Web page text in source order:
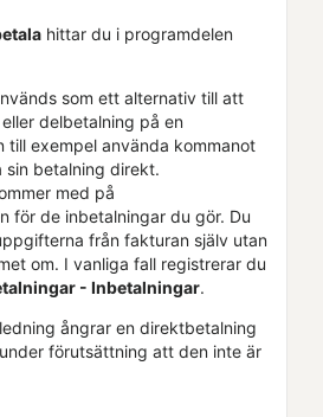
hittar du i programdelen
som ett alternativ till att
delbetalning på en
till exempel använda kommanot
sin betalning direkt.
med på
för de inbetalningar du gör. Du
från fakturan själv utan
om. I vanliga fall registrerar du
- Inbetalningar.
ångrar en direktbetalning
förutsättning att den inte är